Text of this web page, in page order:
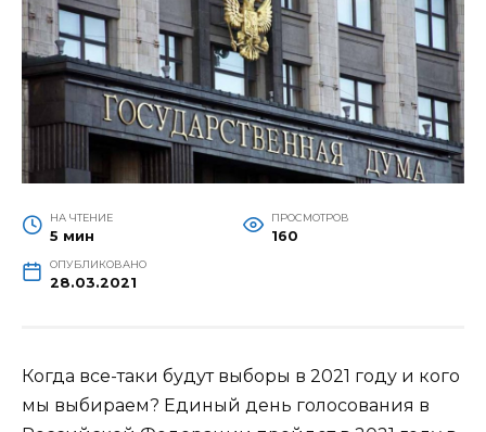
НА ЧТЕНИЕ
5 мин
ПРОСМОТРОВ
160
ОПУБЛИКОВАНО
28.03.2021
Когда все-таки будут выборы в 2021 году и кого
мы выбираем? Единый день голосования в